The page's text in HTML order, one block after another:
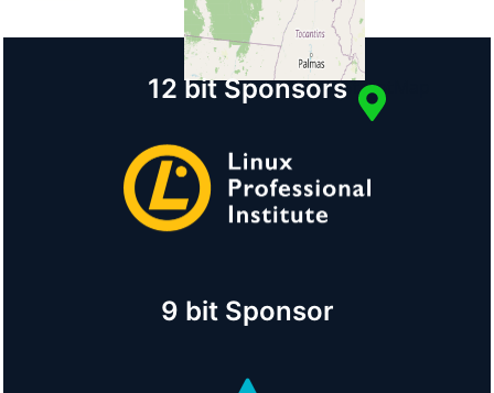
+−
© OpenStreetMap
12 bit Sponsors
9 bit Sponsor